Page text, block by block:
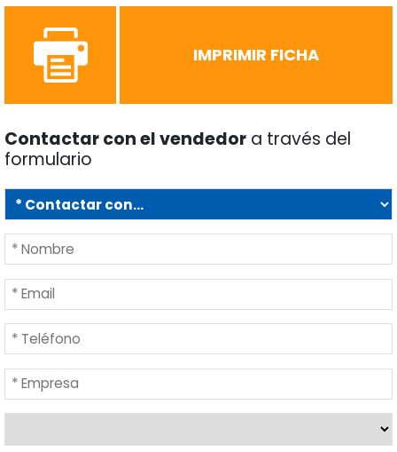
IMPRIMIR FICHA
Contactar con el vendedor a través del
formulario